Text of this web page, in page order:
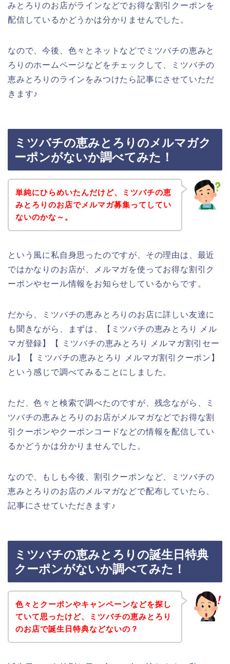
みとろりのお店がラインなどでお得な割引クーポンを
配信しているかどうかは分かりませんでした。
なので、今後、色々とネットなどでミツバチの恵みと
ろりのホームページなどをチェックして、ミツバチの
恵みとろりのラインをみつけたら記事にさせていただ
きます♪
ミツバチの恵みとろりのメルマガク
ーポンがないか調べてみた！
単純にひらめいたんだけど、ミツバチの恵
みとろりのお店でメルマガ募集ってしてい
ないのかな～。
という風に私自身思ったのですが、その理由は、最近
ではかなりのお店が、メルマガを使ってお得な割引ク
ーポンやセール情報をお知らせしているからです。
だから、ミツバチの恵みとろりのお店に詳しい友達に
も聞きながら、まずは、【ミツバチの恵みとろり メル
マガ登録】【 ミツバチの恵みとろり メルマガ割引セー
ル】【 ミツバチの恵みとろり メルマガ割引クーポン】
という感じで調べてみることにしました。
ただ、色々と検索で調べたのですが、残念ながら、ミ
ツバチの恵みとろりのお店がメルマガなどでお得な割
引クーポンやクーポンコードなどの情報を配信してい
るかどうかは分かりませんでした。
なので、もしも今後、割引クーポンなど、ミツバチの
恵みとろりのお店のメルマガなどで配布していたら、
記事にさせていただきます♪
ミツバチの恵みとろりの誕生日特典
クーポンがないか調べてみた！
色々とクーポンやキャンペーンなどを探し
ていて思ったけど、ミツバチの恵みとろり
のお店で誕生日特典などないの？